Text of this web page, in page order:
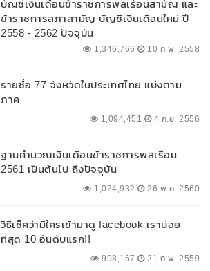
บัญชีเงินเดือนข้าราชการพลเรือนสามัญ และ
ข้าราชการสภาสามัญ บัญชีเงินเดือนใหม่ ปี
2558 - 2562 ปัจจุบัน
1,346,766 10 ก.พ. 2558
รายชื่อ 77 จังหวัดในประเทศไทย แบ่งตาม
ภาค
1,094,451 4 ก.ย. 2556
ฐานคำนวณเงินเดือนข้าราชการพลเรือน
2561 เป็นต้นไป ถึงปัจจุบัน
1,024,932 26 พ.ค. 2560
วิธีเช็คว่ามีใครเข้ามาดู facebook เราบ่อย
ที่สุด 10 อันดับแรก!!
998,167 21 ก.พ. 2559